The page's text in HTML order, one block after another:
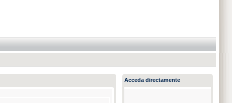
Acceda directamente